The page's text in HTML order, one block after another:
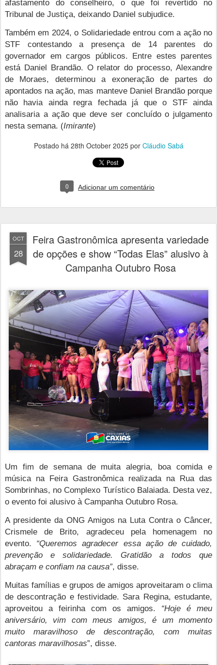
afastamento do conselheiro, o que foi revertido no
Tribunal de Justiça, deixando Daniel subjudice.
Também em 2024, o Solidariedade entrou com a ação no
STF contestando a presença de 14 parentes do
governador em cargos públicos. Entre estes parentes
está Daniel Brandão. O relator do processo, Alexandre
de Moraes, determinou a exoneração de partes do
apontados na ação, mas manteve Daniel Brandão porque
não havia ainda regra fechada já que o STF ainda
analisaria a ação que deve ser concluído o julgamento
nesta semana. (Imirante)
Postado há 28th October 2025por Cláudio Sabá
0 Adicionar um comentário
OCT
28
Feira Gastronômica apresenta variedade
de opções e show “Todas Elas” alusivo à
Campanha Outubro Rosa
Um fim de semana de muita alegria, boa comida e
música na Feira Gastronômica realizada na Rua das
Sombrinhas, no Complexo Turístico Balaiada. Desta vez,
o evento foi alusivo à Campanha Outubro Rosa.
A presidente da ONG Amigos na Luta Contra o Câncer,
Crismele de Brito, agradeceu pela homenagem no
evento. “Queremos agradecer essa ação de cuidado,
prevenção e solidariedade. Gratidão a todos que
abraçam e confiam na causa”, disse.
Muitas famílias e grupos de amigos aproveitaram o clima
de descontração e festividade. Sara Regina, estudante,
aproveitou a feirinha com os amigos. “Hoje é meu
aniversário, vim com meus amigos, é um momento
muito maravilhoso de descontração, com muitas
cantoras maravilhosas”, disse.